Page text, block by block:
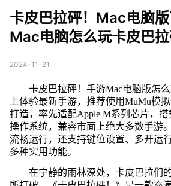
卡皮巴拉砰！Mac电脑
Mac电脑怎么玩卡皮巴
2024-11-21
卡皮巴拉砰！手游Mac电脑版怎
上体验最新手游，推荐使用MuMu模
打造，率先适配Apple M系列芯片，
操作系统，兼容市面上绝大多数手游
流畅运行，还支持键位设置、多开运
多种实用功能。
在宁静的雨林深处，卡皮巴拉们